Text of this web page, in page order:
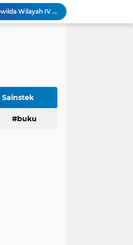
Dari UAS Berbasis Proyek, Mahasiswa AFI dan S2 Studi Agama-Agama UIN Bandung Hadirkan Seminar dan Pentas Seni Moderasi Beragama
Sainstek
buku